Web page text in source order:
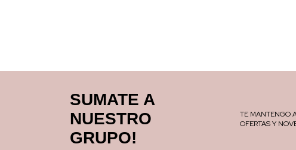
SUMATE A
NUESTRO
GRUPO!
TE MANTENGO
OFERTAS Y